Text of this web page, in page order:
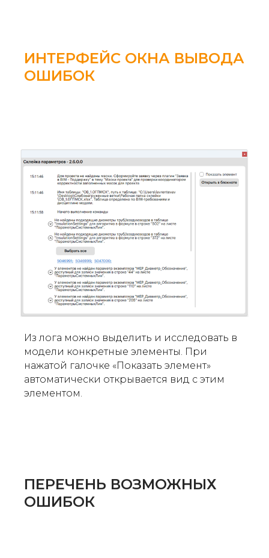
ИНТЕРФЕЙС ОКНА ВЫВОДА
ОШИБОК
Из лога можно выделить и исследовать в
модели конкретные элементы. При
нажатой галочке «Показать элемент»
автоматически открывается вид с этим
элементом.
ПЕРЕЧЕНЬ ВОЗМОЖНЫХ
ОШИБОК